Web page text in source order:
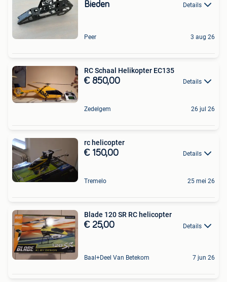
Bieden Details
Peer 3 aug 26
RC Schaal Helikopter EC135
€ 850,00 Details
Zedelgem 26 jul 26
rc helicopter
€ 150,00 Details
Tremelo 25 mei 26
Blade 120 SR RC helicopter
€ 25,00 Details
Baal+Deel Van Betekom 7 jun 26